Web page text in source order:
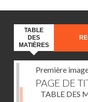
TABLE
DES
MATIÈRES
Première
PAGE DE
TABLE DES